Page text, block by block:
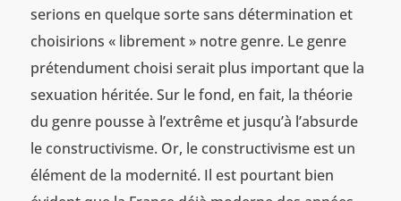
serions en quelque sorte sans détermination et
choisirions « librement » notre genre. Le genre
prétendument choisi serait plus important que la
sexuation héritée. Sur le fond, en fait, la théorie
du genre pousse à l’extrême et jusqu’à l’absurde
le constructivisme. Or, le constructivisme est un
élément de la modernité. Il est pourtant bien